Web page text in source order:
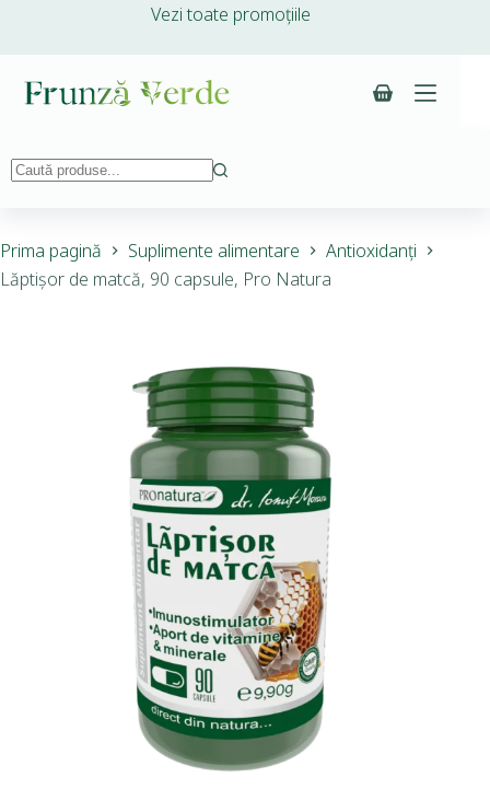
Vezi toate promoțiile
Prima pagină Suplimente alimentare
Antioxidanți
Lăptișor de matcă, 90 capsule, Pro Natura